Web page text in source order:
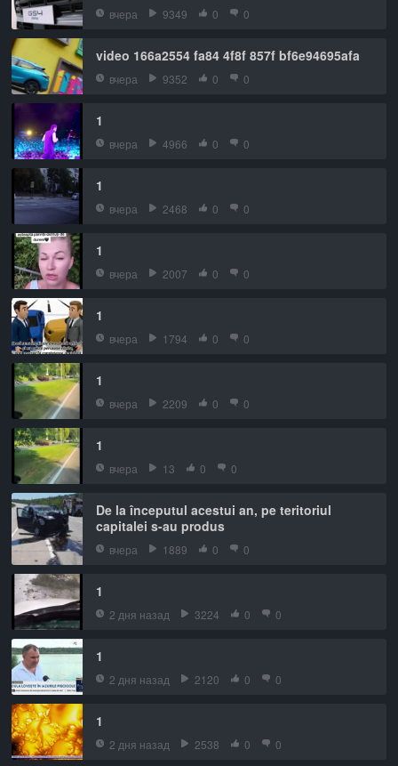
вчера 9349 0 0
video 166a2554 fa84 4f8f 857f bf6e94695afa
вчера 9352 0 0
1
вчера 4966 0 0
1
вчера 2468 0 0
1
вчера 2007 0 0
1
вчера 1794 0 0
1
вчера 2209 0 0
1
вчера 13 0 0
De la începutul acestui an, pe teritoriul
capitalei s-au produs
вчера 1889 0 0
1
2 дня назад 3224 0 0
1
2 дня назад 2120 0 0
1
2 дня назад 2538 0 0